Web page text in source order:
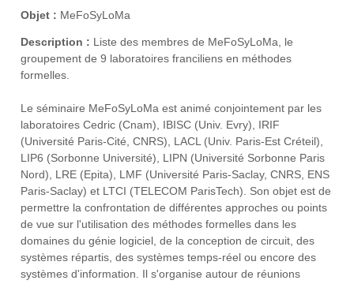
Objet : MeFoSyLoMa
Description : Liste des membres de MeFoSyLoMa, le
groupement de 9 laboratoires franciliens en méthodes
formelles.
Le séminaire MeFoSyLoMa est animé conjointement par les
laboratoires Cedric (Cnam), IBISC (Univ. Evry), IRIF
(Université Paris-Cité, CNRS), LACL (Univ. Paris-Est Créteil),
LIP6 (Sorbonne Université), LIPN (Université Sorbonne Paris
Nord), LRE (Epita), LMF (Université Paris-Saclay, CNRS, ENS
Paris-Saclay) et LTCI (TELECOM ParisTech). Son objet est de
permettre la confrontation de différentes approches ou points
de vue sur l'utilisation des méthodes formelles dans les
domaines du génie logiciel, de la conception de circuit, des
systèmes répartis, des systèmes temps-réel ou encore des
systèmes d'information. Il s'organise autour de réunions